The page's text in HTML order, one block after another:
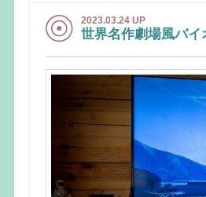
2023.03.24 UP
世界名作劇場風バイ